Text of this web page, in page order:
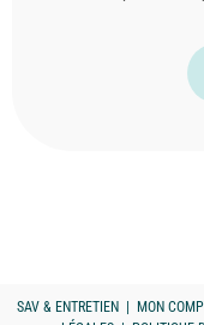
SAV & ENTRETIEN | MON